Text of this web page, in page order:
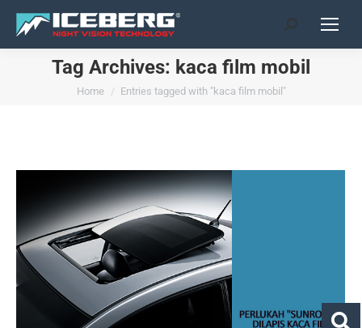
Search:
Tag Archives: kaca film mobil
You are here:
Home Entries tagged with "kaca film mobil"